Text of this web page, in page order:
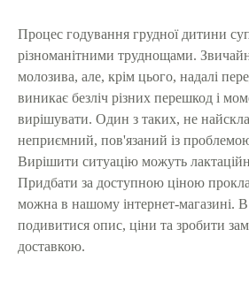
Процес годування грудної дитини
різноманітними труднощами.
молозива, але, крім цього, надалі
виникає безліч різних перешкод і
вирішувати. Один з таких, не
неприємний, пов'язаний із
Вирішити ситуацію можуть
Придбати за доступною ціною
можна в нашому інтернет-магазині. В
подивитися опис, ціни та зробити
доставкою.